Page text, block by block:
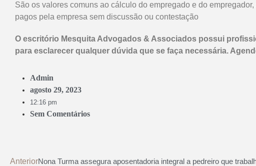
São os valores comuns ao cálculo do empregado e do
pagos pela empresa sem discussão ou contestação
O escritório Mesquita Advogados & Associados possui
para esclarecer qualquer dúvida que se faça necessária.
Admin
agosto 29, 2023
12:16 pm
Sem Comentários
AnteriorNona Turma assegura aposentadoria integral a pedreiro que